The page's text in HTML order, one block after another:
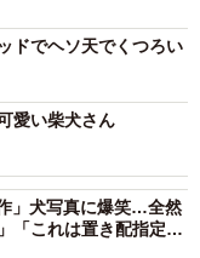
ドでヘソ天でくつろい
愛い柴犬さん
」犬写真に爆笑…全然
「これは置き配指定し